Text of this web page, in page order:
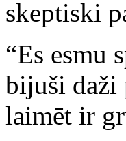
skeptiski
“Es esmu
bijuši daži
laimēt ir